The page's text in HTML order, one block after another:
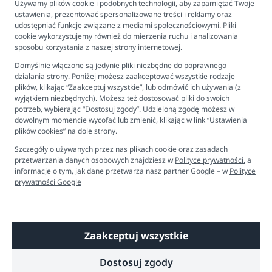
w obsłudze. Mamy na całym świecie uwielbiają Beaba
właśnie za to, że je rozumie, a także za nowoczesny
design i modne, stonowane kolory.
Wymiary produktu:
38 x 17 x 30 cm
Informacje o producencie/importerze:
Producent: Beaba France "21 Rue du Moulin 01100 Bellignat -
France" contact@beaba.comImporter: Solution Baby Care Sp.
z o.o. ul. Przyczółkowa 141a, 02-962 Warszawa
biuro@solution-bc.pl
Program lojalnościowy
FAQ - najczęściej zadawane pytania
Newsletter
Ustawienia plików cookies
Biuro obsługi klienta
Pon. - Pt. 9:00 - 16:00
Copyright © 2026 Dobre Liski - Bezpieczne dzieci, spokojne mamy
Używamy plików cookie i podobnych technologii, aby zapamiętać Twoje
ustawienia, prezentować spersonalizowane treści i reklamy oraz
udostępniać funkcje związane z mediami społecznościowymi. Pliki
cookie wykorzystujemy również do mierzenia ruchu i analizowania
sposobu korzystania z naszej strony internetowej.
Domyślnie włączone są jedynie pliki niezbędne do poprawnego
działania strony. Poniżej możesz zaakceptować wszystkie rodzaje
plików, klikając “Zaakceptuj wszystkie”, lub odmówić ich używania (z
wyjątkiem niezbędnych). Możesz też dostosować pliki do swoich
potrzeb, wybierając “Dostosuj zgody”. Udzieloną zgodę możesz w
dowolnym momencie wycofać lub zmienić, klikając w link “Ustawienia
plików cookies” na dole strony.
Szczegóły o używanych przez nas plikach cookie oraz zasadach
przetwarzania danych osobowych znajdziesz w Polityce prywatności.a
informacje o tym, jak dane przetwarza nasz partner Google – w Polityce
prywatności Google
Dostosuj zgody
Zaakceptuj wszystkie